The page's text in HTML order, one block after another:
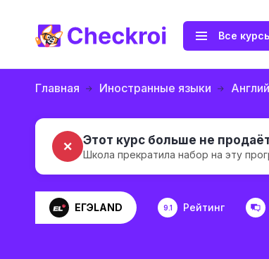
Все
Главная Иностранные языки
✗ Этот курс больше не
Школа прекратила набор на эту
ЕГЭLAND 9.1 Рейтинг